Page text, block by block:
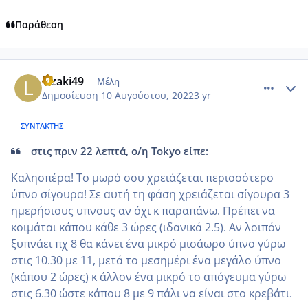
Παράθεση
Lizaki49 Μέλη
Δημοσίευση 10 Αυγούστου, 20223 yr
ΣΥΝΤΆΚΤΗΣ
στις πριν 22 λεπτά, ο/η Tokyo είπε:
Καλησπέρα! Το μωρό σου χρειάζεται περισσότερο
ύπνο σίγουρα! Σε αυτή τη φάση χρειάζεται σίγουρα 3
ημερήσιους υπνους αν όχι κ παραπάνω. Πρέπει να
κοιμάται κάπου κάθε 3 ώρες (ιδανικά 2.5). Αν λοιπόν
ξυπνάει πχ 8 θα κάνει ένα μικρό μισάωρο ύπνο γύρω
στις 10.30 με 11, μετά το μεσημέρι ένα μεγάλο ύπνο
(κάπου 2 ώρες) κ άλλον ένα μικρό το απόγευμα γύρω
στις 6.30 ώστε κάπου 8 με 9 πάλι να είναι στο κρεβάτι.